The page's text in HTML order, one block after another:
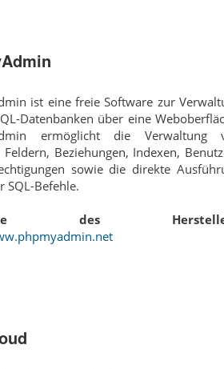
ist eine freie Software zur
Datenbanken über eine
ermöglicht die Verwaltung
Feldern, Beziehungen, Indexen,
sowie die direkte
SQL-Befehle.
des